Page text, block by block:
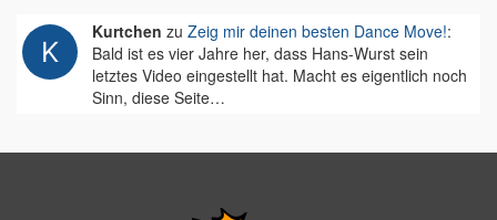
Kurtchen zu Zeig mir deinen besten Dance Move!:
Bald ist es vier Jahre her, dass Hans-Wurst sein
letztes Video eingestellt hat. Macht es eigentlich noch
Sinn, diese Seite…